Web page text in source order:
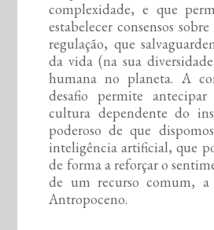
complexidade, e que
estabelecer consensos
regulação, que
da vida (na sua
humana no planeta. A
desafio permite
cultura dependente do
poderoso de que
inteligência artificial, que
de forma a reforçar o
de um recurso comum,
Antropoceno.